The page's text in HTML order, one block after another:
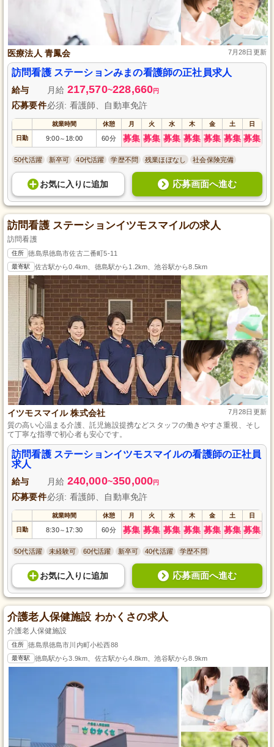
医療法人 青鳳会 7月28日更新
訪問看護 ステーションみまの看護師の正社員求人
給与 月給 217,570~228,660円
応募要件必須: 看護師、自動車免許
就業時間 休憩 月 火 水 木 金 土 日
日勤 9:00～ 18:00 60分 募集 募集 募集 募集 募集 募集 募集
50代活躍 新卒可 40代活躍 学歴不問 残業ほぼなし 社会保険完備
お気に入り に追加 応募画面へ進む
訪問看護 ステーションイツモスマイルの求人
訪問看護
住所 徳島県徳島市佐古二番町5-11
最寄駅 佐古駅から0.4km、徳島駅から1.2km、池谷駅から8.5km
イツモスマイル 株式会社 7月28日更新
質の高い心温まる介護、託児施設提携などスタッフの働きやすさ重視、そし
て丁寧な指導で初心者も安心です。
訪問看護 ステーションイツモスマイルの看護師の正社員
求人
給与 月給 240,000~350,000円
応募要件必須: 看護師、自動車免許
就業時間 休憩 月 火 水 木 金 土 日
日勤 8:30～ 17:30 60分 募集 募集 募集 募集 募集 募集 募集
50代活躍 未経験可 60代活躍 新卒可 40代活躍 学歴不問
お気に入り に追加 応募画面へ進む
介護老人保健施設 わかくさの求人
介護老人保健施設
住所 徳島県徳島市川内町小松西88
最寄駅 徳島駅から3.9km、佐古駅から4.8km、池谷駅から8.9km